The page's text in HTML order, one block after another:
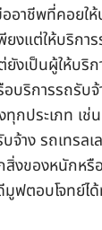
อาชีพที่คอยให้
ยงแต่ให้บริกา
งเป็นผู้ให้บริก
ริการรถรับจ้
กประเภท เช่
าง รถเทรลเ
งของหนักหรื
ฟตอบโจทย์ไ